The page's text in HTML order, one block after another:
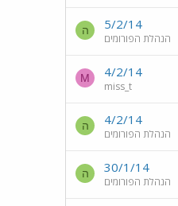
5/2/14
הנהלת הפורומים
ה
4/2/14
miss_t
M
4/2/14
הנהלת הפורומים
ה
30/1/14
הנהלת הפורומים
ה